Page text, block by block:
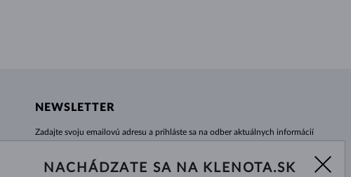
NEWSLETTER
Zadajte svoju emailovú adresu a prihláste sa na odber aktuálnych informácií
Žiadna novinka, akcia či zľava Vám už neunikne!
NACHÁDZATE SA NA KLENOTA.SK